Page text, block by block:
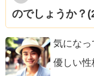
のでしょうか？
気になっ
優しい性